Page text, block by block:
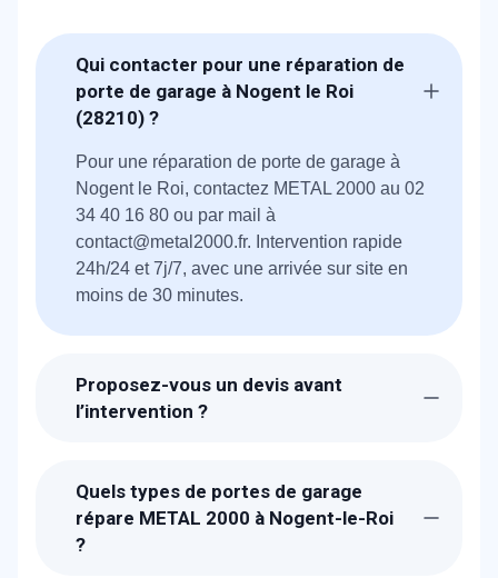
Qui contacter pour une réparation de
porte de garage à Nogent le Roi
(28210) ?
Pour une réparation de porte de garage à
Nogent le Roi, contactez METAL 2000 au 02
34 40 16 80 ou par mail à
contact@metal2000.fr. Intervention rapide
24h/24 et 7j/7, avec une arrivée sur site en
moins de 30 minutes.
Proposez-vous un devis avant
l’intervention ?
intervention pour que vous connaissiez le
coût exact.
Quels types de portes de garage
répare METAL 2000 à Nogent-le-Roi
?